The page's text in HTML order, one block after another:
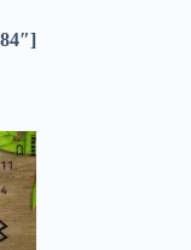
[download id=”284″]